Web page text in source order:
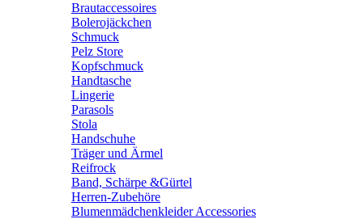
Brautaccessoires
Bolerojäckchen
Schmuck
Pelz Store
Kopfschmuck
Handtasche
Lingerie
Parasols
Stola
Handschuhe
Träger und Ärmel
Reifrock
Band, Schärpe &Gürtel
Herren-Zubehöre
Blumenmädchenkleider Accessories